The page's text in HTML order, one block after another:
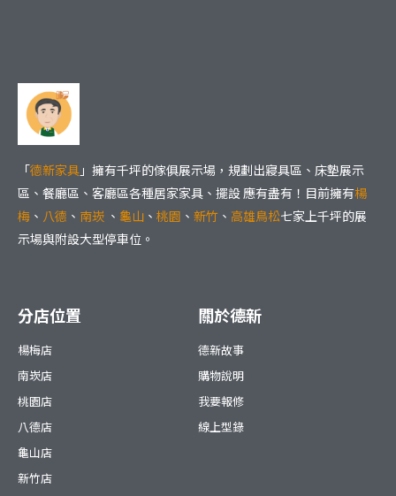
「德新家具 」擁有千坪的傢俱展示場，規劃出寢具區、床墊展示
區、餐廳區、客廳區各種居家家具、擺設 應有盡有！目前擁有楊
梅 、 八德 、 南崁 、 龜山 、 桃園 、 新竹 、 高雄鳥松七家上千坪的展
示場與附設大型停車位。
分店位置
楊梅店
南崁店
桃園店
八德店
龜山店
新竹店
關於德新
德新故事
購物說明
我要報修
線上型錄